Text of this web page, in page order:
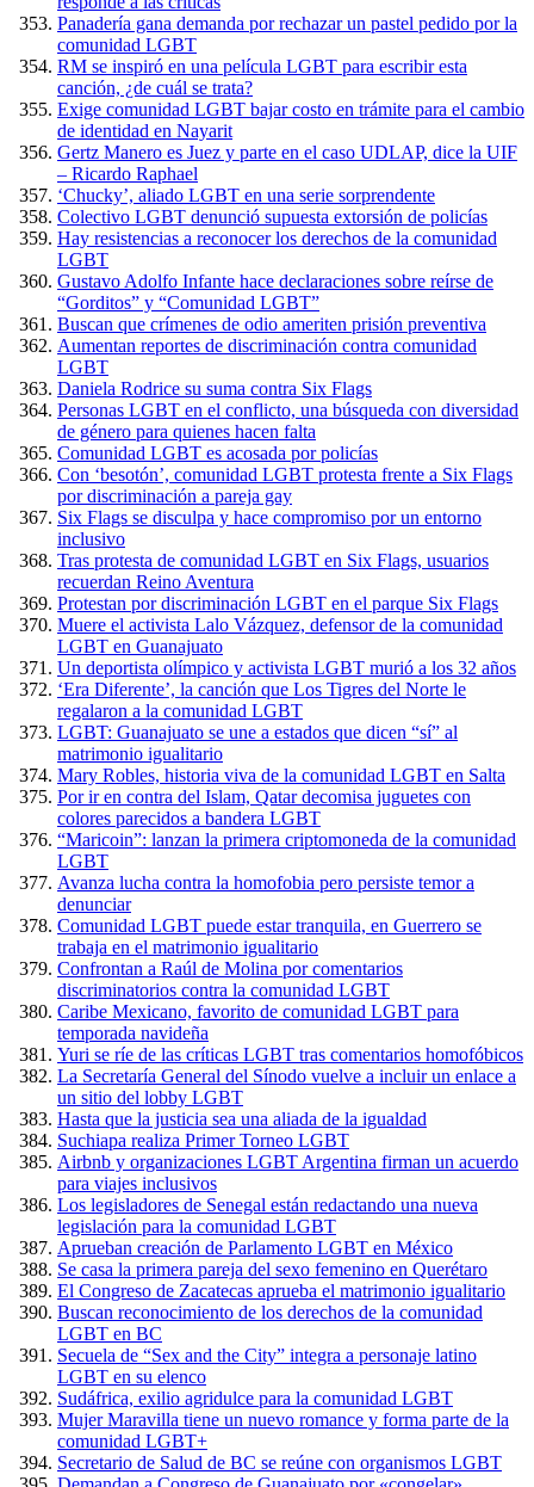
Panadería gana demanda por rechazar un pastel pedido por la
comunidad LGBT
RM se inspiró en una película LGBT para escribir esta
canción, ¿de cuál se trata?
Exige comunidad LGBT bajar costo en trámite para el cambio
de identidad en Nayarit
Gertz Manero es Juez y parte en el caso UDLAP, dice la UIF
– Ricardo Raphael
‘Chucky’, aliado LGBT en una serie sorprendente
Colectivo LGBT denunció supuesta extorsión de policías
Hay resistencias a reconocer los derechos de la comunidad
LGBT
Gustavo Adolfo Infante hace declaraciones sobre reírse de
“Gorditos” y “Comunidad LGBT”
Buscan que crímenes de odio ameriten prisión preventiva
Aumentan reportes de discriminación contra comunidad
LGBT
Daniela Rodrice su suma contra Six Flags
Personas LGBT en el conflicto, una búsqueda con diversidad
de género para quienes hacen falta
Comunidad LGBT es acosada por policías
Con ‘besotón’, comunidad LGBT protesta frente a Six Flags
por discriminación a pareja gay
Six Flags se disculpa y hace compromiso por un entorno
inclusivo
Tras protesta de comunidad LGBT en Six Flags, usuarios
recuerdan Reino Aventura
Protestan por discriminación LGBT en el parque Six Flags
Muere el activista Lalo Vázquez, defensor de la comunidad
LGBT en Guanajuato
Un deportista olímpico y activista LGBT murió a los 32 años
‘Era Diferente’, la canción que Los Tigres del Norte le
regalaron a la comunidad LGBT
LGBT: Guanajuato se une a estados que dicen “sí” al
matrimonio igualitario
Mary Robles, historia viva de la comunidad LGBT en Salta
Por ir en contra del Islam, Qatar decomisa juguetes con
colores parecidos a bandera LGBT
“Maricoin”: lanzan la primera criptomoneda de la comunidad
LGBT
Avanza lucha contra la homofobia pero persiste temor a
denunciar
Comunidad LGBT puede estar tranquila, en Guerrero se
trabaja en el matrimonio igualitario
Confrontan a Raúl de Molina por comentarios
discriminatorios contra la comunidad LGBT
Caribe Mexicano, favorito de comunidad LGBT para
temporada navideña
Yuri se ríe de las críticas LGBT tras comentarios homofóbicos
La Secretaría General del Sínodo vuelve a incluir un enlace a
un sitio del lobby LGBT
Hasta que la justicia sea una aliada de la igualdad
Suchiapa realiza Primer Torneo LGBT
Airbnb y organizaciones LGBT Argentina firman un acuerdo
para viajes inclusivos
Los legisladores de Senegal están redactando una nueva
legislación para la comunidad LGBT
Aprueban creación de Parlamento LGBT en México
Se casa la primera pareja del sexo femenino en Querétaro
El Congreso de Zacatecas aprueba el matrimonio igualitario
Buscan reconocimiento de los derechos de la comunidad
LGBT en BC
Secuela de “Sex and the City” integra a personaje latino
LGBT en su elenco
Sudáfrica, exilio agridulce para la comunidad LGBT
Mujer Maravilla tiene un nuevo romance y forma parte de la
comunidad LGBT+
Secretario de Salud de BC se reúne con organismos LGBT